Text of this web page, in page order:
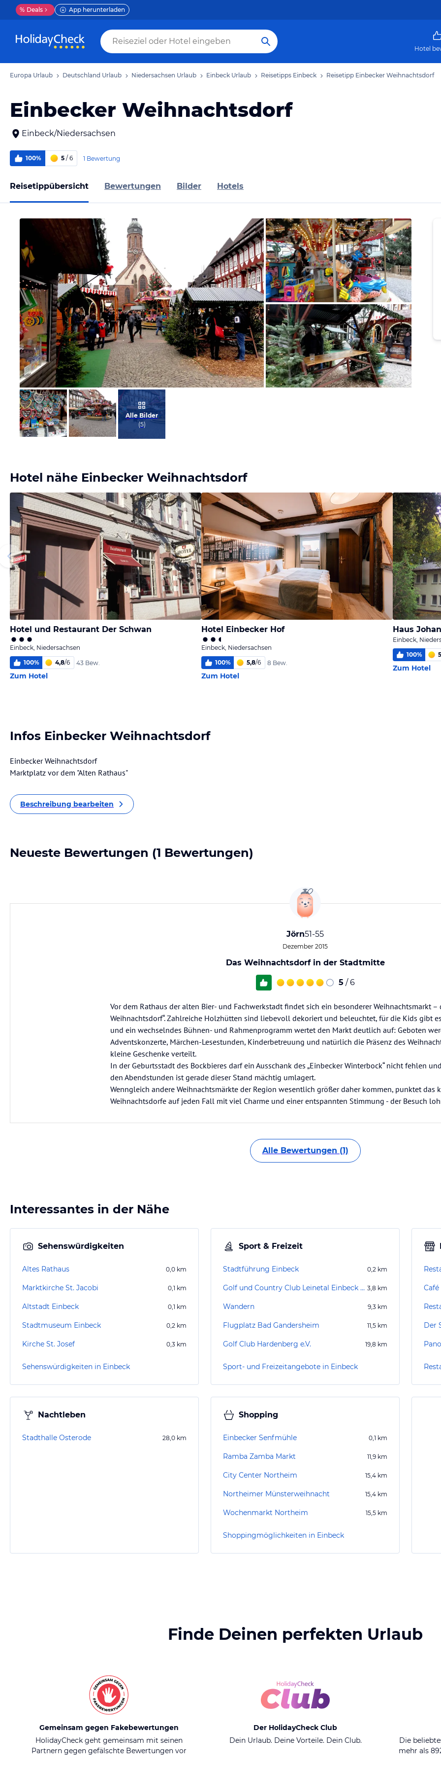
% Deals App herunterladen
Hotel
Europa Urlaub Deutschland Urlaub Niedersachsen Urlaub Einbeck Urlaub Reisetipps Einbeck Reisetipp Einbecker Weihnachtsdorf
Einbecker Weihnachtsdorf
Einbeck/Niedersachsen
100% 5 / 6 1 Bewertung
Reisetippübersicht Bewertungen Bilder Hotels
Bild melden
von Jörn
Bild melden
von Jörn
Alle Bilder
(5)
Hotel nähe Einbecker Weihnachtsdorf
Hotel und Restaurant Der Schwan
Einbeck, Niedersachsen
100% 4,8/6 43 Bew.
Zum Hotel
Hotel Einbecker Hof
Einbeck, Niedersachsen
100% 5,8/6 8 Bew.
Zum Hotel
Haus
Einbeck,
100%
Zum Hotel
Infos Einbecker Weihnachtsdorf
Einbecker Weihnachtsdorf
Marktplatz vor dem "Alten Rathaus"
Beschreibung bearbeiten
Neueste Bewertungen (1 Bewertungen)
Jörn51-55
Dezember 2015
Das Weihnachtsdorf in der Stadtmitte
5 / 6
Vor dem Rathaus der alten Bier- und Fachwerkstadt findet sich ein besonderer Weihnachtsmarkt –
Weihnachtsdorf“. Zahlreiche Holzhütten sind liebevoll dekoriert und beleuchtet, für die Kids gibt
und ein wechselndes Bühnen- und Rahmenprogramm wertet den Markt deutlich auf: Geboten
Adventskonzerte, Märchen-Lesestunden, Kinderbetreuung und natürlich die Präsenz des
kleine Geschenke verteilt.
In der Geburtsstadt des Bockbieres darf ein Ausschank des „Einbecker Winterbock“ nicht fehlen
den Abendstunden ist gerade dieser Stand mächtig umlagert.
Wenngleich andere Weihnachtsmärkte der Region wesentlich größer daher kommen, punktet das
Weihnachtsdorfe auf jeden Fall mit viel Charme und einer entspannten Stimmung - der Besuch
Alle Bewertungen (1)
Interessantes in der Nähe
Sehenswürdigkeiten
Altes Rathaus 0,0 km
Marktkirche St. Jacobi 0,1 km
Altstadt Einbeck 0,1 km
Stadtmuseum Einbeck 0,2 km
Kirche St. Josef 0,3 km
Sehenswürdigkeiten in Einbeck
Sport & Freizeit
Stadtführung Einbeck 0,2 km
Golf und Country Club Leinetal Einbeck e.V. 3,8 km
Wandern 9,3 km
Flugplatz Bad Gandersheim 11,5 km
Golf Club Hardenberg e.V. 19,8 km
Sport- und Freizeitangebote in Einbeck
Der
Nachtleben
Stadthalle Osterode 28,0 km
Shopping
Einbecker Senfmühle 0,1 km
Ramba Zamba Markt 11,9 km
City Center Northeim 15,4 km
Northeimer Münsterweihnacht 15,4 km
Wochenmarkt Northeim 15,5 km
Shoppingmöglichkeiten in Einbeck
Finde Deinen perfekten Urlaub
Gemeinsam gegen Fakebewertungen
HolidayCheck geht gemeinsam mit seinen
Partnern gegen gefälschte Bewertungen vor
Der HolidayCheck Club
Dein Urlaub. Deine Vorteile. Dein Club.
Die
mehr als